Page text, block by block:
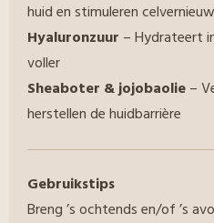
huid en stimuleren
Hyaluronzuur – Hydrateert
voller
Sheaboter & jojobaolie–
herstellen de huidbarrière
Gebruikstips
Breng ’s ochtends en/of ’s